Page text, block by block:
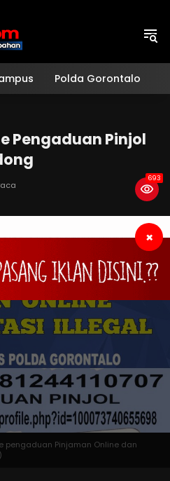
Polda Gorontalo
Pengaduan Pinjol
693
×
pengaduan Pinjaman Online dan